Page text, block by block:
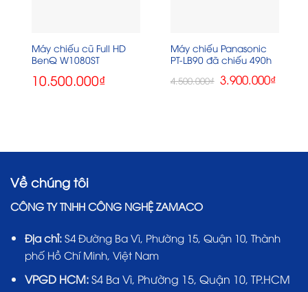
Máy chiếu cũ Full HD
BenQ W1080ST
10.500.000₫
Máy chiếu Panasonic
PT-LB90 đã chiếu 490h
4.500.000₫ Giá
gốc
3.900.000₫Giá
hiện
Về chúng tôi
CÔNG TY TNHH CÔNG NGHỆ ZAMACO
Địa chỉ: S4 Đường Ba Vì, Phường 15, Quận 10, Thành
phố Hồ Chí Minh, Việt Nam
VPGD HCM:S4 Ba Vì, Phường 15, Quận 10, TP.HCM